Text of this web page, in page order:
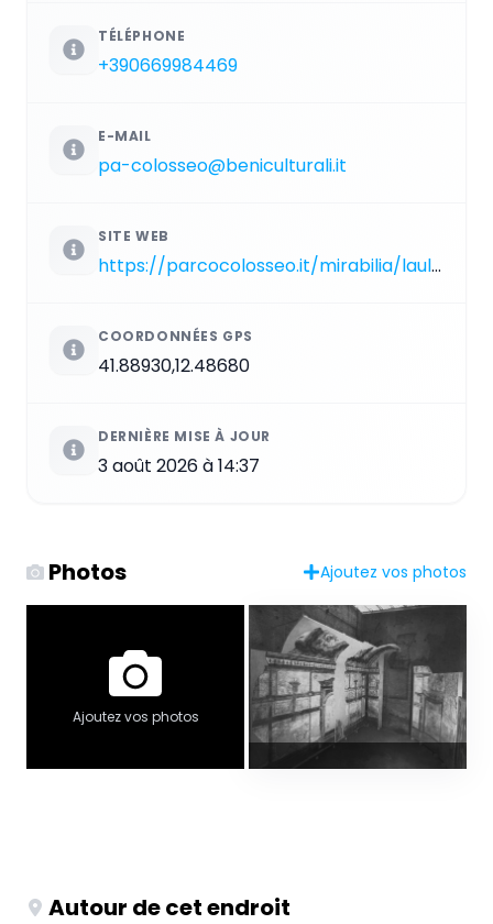
TÉLÉPHONE
+390669984469
E-MAIL
pa-colosseo@beniculturali.it
SITE WEB
https://parcocolosseo.it/mirabilia/laula-isiaca-con-la-loggia-mattei
COORDONNÉES GPS
41.88930,12.48680
DERNIÈRE MISE À JOUR
3 août 2026 à 14:37
Photos Ajoutez vos photos
Ajoutez vos photos
Autour de cet endroit